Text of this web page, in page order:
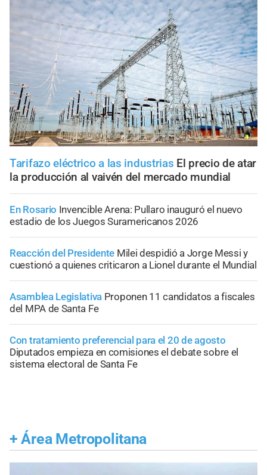
Tarifazo eléctrico a las industrias El precio de atar
la producción al vaivén del mercado mundial
En Rosario Invencible Arena: Pullaro inauguró el nuevo
estadio de los Juegos Suramericanos 2026
Reacción del Presidente Milei despidió a Jorge Messi y
cuestionó a quienes criticaron a Lionel durante el Mundial
Asamblea Legislativa Proponen 11 candidatos a fiscales
del MPA de Santa Fe
Con tratamiento preferencial para el 20 de agosto
Diputados empieza en comisiones el debate sobre el
sistema electoral de Santa Fe
+ Área Metropolitana